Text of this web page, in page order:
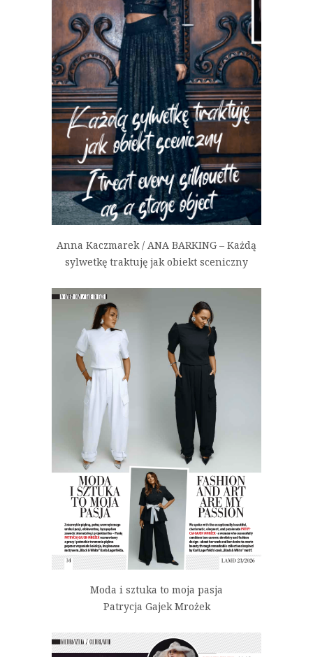
Anna Kaczmarek / ANA BARKING – Każdą
sylwetkę traktuję jak obiekt sceniczny
Moda i sztuka to moja pasja
Patrycja Gajek Mrożek